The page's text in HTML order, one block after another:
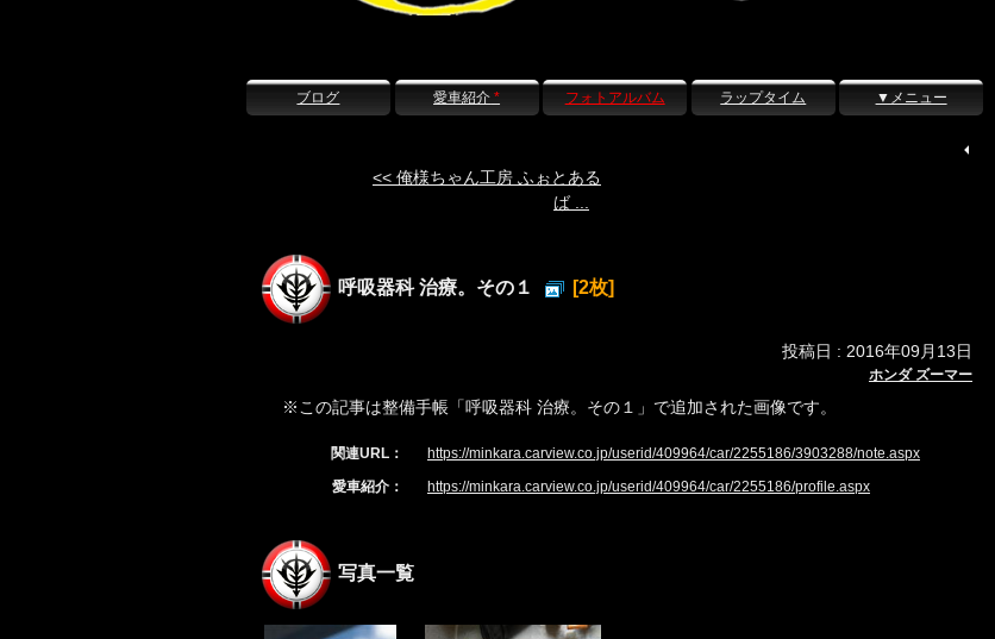
ブログ 愛車紹介 * フォトアルバム ラップタイム ▼メニュー
<< 俺様ちゃん工房 ふぉとある
ば ...
呼吸器科 治療。その１ [2枚]
投稿日 : 2016年09月13日
ホンダ ズーマー
※この記事は整備手帳「呼吸器科 治療。その１」で追加された画像です。
関連URL：
https://minkara.carview.co.jp/userid/409964/car/2255186/3903288/note.aspx
愛車紹介：
https://minkara.carview.co.jp/userid/409964/car/2255186/profile.aspx
写真一覧